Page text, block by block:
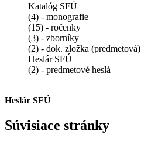
Katalóg SFÚ
(4) - monografie
(15) - ročenky
(3) - zborníky
(2) - dok. zložka (predmetová)
Heslár SFÚ
(2) - predmetové heslá
Heslár SFÚ
Súvisiace stránky